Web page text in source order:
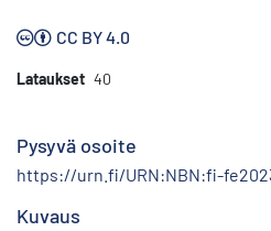
CC BY 4.0
Lataukset 40
Pysyvä osoite
https://urn.fi/URN:NBN:fi-
Kuvaus